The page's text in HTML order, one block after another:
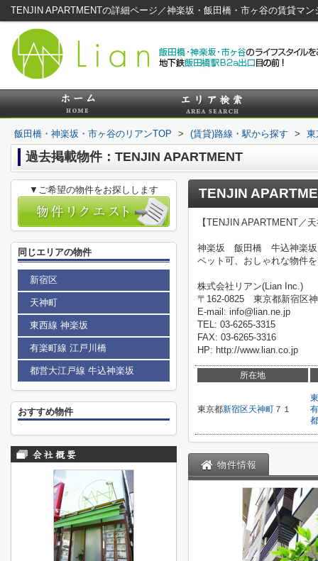
TENJIN APARTMENTの詳細ページ／神楽坂・飯田橋・市ヶ谷の賃貸マン
飯田橋・神楽坂・市ヶ谷のリアンTOP > (賃貸)路線・駅から探す > 東
過去掲載物件：TENJIN APARTMENT
TENJIN
【TENJIN APARTMENT／
神楽坂 飯田橋 牛込神楽坂
ペット可、おしゃれな物件
株式会社リアン(Lian Inc.)
〒162-0825 東京都新宿区
E-mail: info@lian.ne.jp
TEL: 03-6265-3315
FAX: 03-6265-3316
HP: http://www.lian.co.jp
所在地
東京都新宿区天神町 ７１
物件情報
▼ご希望の物件をお探しします
同じエリアの物件
新宿区
天神町
東西線 神楽坂
有楽町線 江戸川橋
都営大江戸線 牛込神楽坂
おすすめ物件